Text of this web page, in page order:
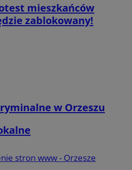
mieszkańców
zablokowany!
w Orzeszu
stron www - Orzesze